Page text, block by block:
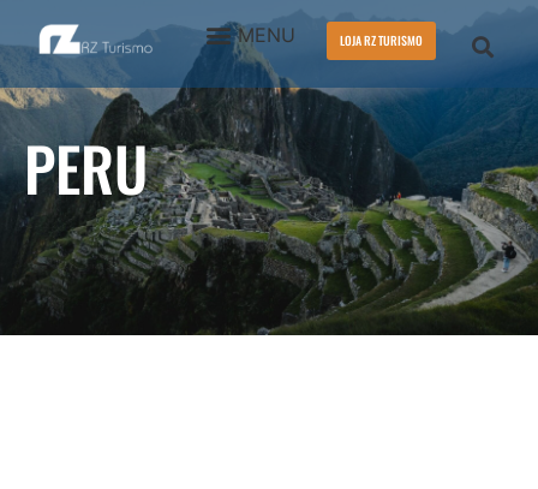
LOJA RZ TURISMO
PERU